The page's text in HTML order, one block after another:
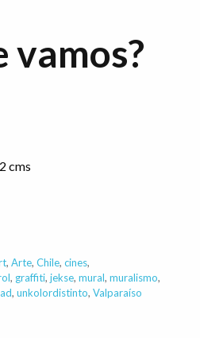
vamos?
cms
, Arte, Chile, cines,
, graffiti, jekse, mural, muralismo,
, unkolordistinto, Valparaíso